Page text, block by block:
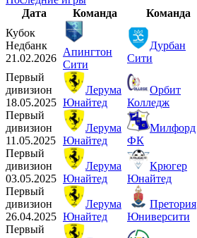
Дата
Команда
Команда
Кубок
Недбанк
21.02.2026
Апингтон
Сити
Дурбан
Сити
Первый
дивизион
18.05.2025
Лерума
Юнайтед
Орбит
Колледж
Первый
дивизион
11.05.2025
Лерума
Юнайтед
Милфорд
ФК
Первый
дивизион
03.05.2025
Лерума
Юнайтед
Крюгер
Юнайтед
Первый
дивизион
26.04.2025
Лерума
Юнайтед
Претория
Юниверсити
Первый